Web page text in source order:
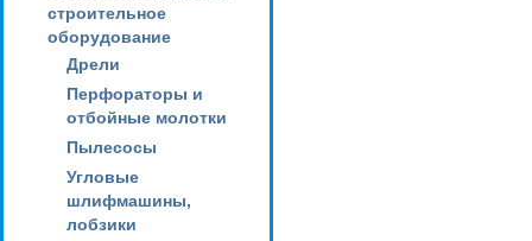
строительное
оборудование
Дрели
Перфораторы и
отбойные молотки
Пылесосы
Угловые
шлифмашины,
лобзики